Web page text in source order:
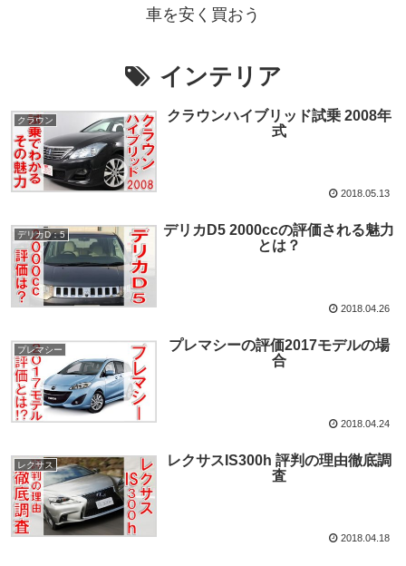
車を安く買おう
インテリア
クラウン
クラウンハイブリッド試乗 2008年
式
2018.05.13
デリカD：5
デリカD5 2000ccの評価される魅力
とは？
2018.04.26
プレマシー
プレマシーの評価2017モデルの場
合
2018.04.24
レクサス
レクサスIS300h 評判の理由徹底調
査
2018.04.18